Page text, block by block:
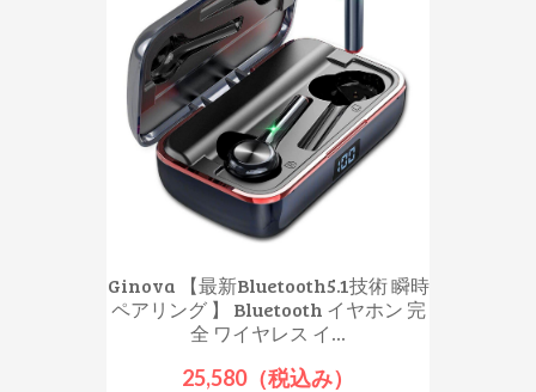
Ginova 【最新Bluetooth5.1技術 瞬時
ペアリング 】 Bluetooth イヤホン 完
全 ワイヤレス イ...
25,580（税込み）